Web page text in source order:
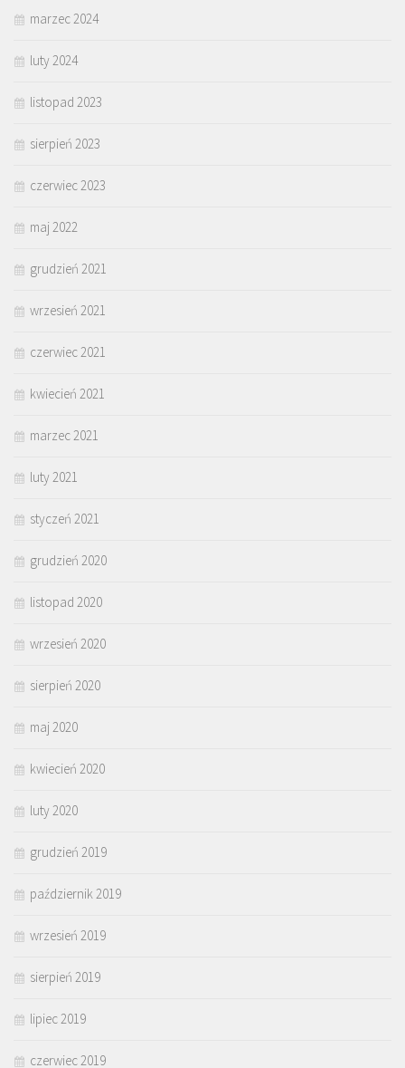
marzec 2024
luty 2024
listopad 2023
sierpień 2023
czerwiec 2023
maj 2022
grudzień 2021
wrzesień 2021
czerwiec 2021
kwiecień 2021
marzec 2021
luty 2021
styczeń 2021
grudzień 2020
listopad 2020
wrzesień 2020
sierpień 2020
maj 2020
kwiecień 2020
luty 2020
grudzień 2019
październik 2019
wrzesień 2019
sierpień 2019
lipiec 2019
czerwiec 2019